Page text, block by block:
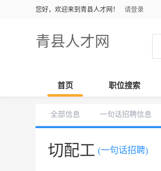
您好，欢迎来到青县人才网！ 请登录
青县人才网
首页 职位搜索
全部信息 一句话招聘信息
切配工 (一句话招聘)